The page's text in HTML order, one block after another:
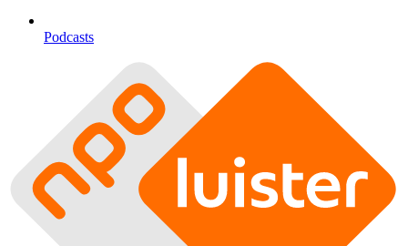
Podcasts